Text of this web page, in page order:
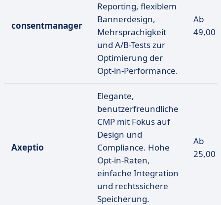
consentmanager
Reporting, flexiblem
Bannerdesign,
Mehrsprachigkeit
und A/B-Tests zur
Optimierung der
Opt-in-Performance.
Ab
49,00
Axeptio
Elegante,
benutzerfreundliche
CMP mit Fokus auf
Design und
Compliance. Hohe
Opt-in-Raten,
einfache Integration
und rechtssichere
Speicherung.
Ab
25,00